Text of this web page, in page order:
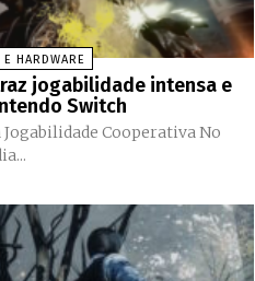
HARDWARE
jogabilidade intensa e
Switch
Cooperativa No